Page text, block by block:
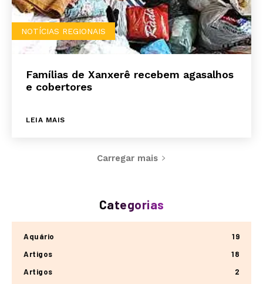
NOTÍCIAS REGIONAIS
Famílias de Xanxerê recebem agasalhos
e cobertores
LEIA MAIS
Carregar mais
Categorias
Aquário
19
Artigos
18
Artigos
2